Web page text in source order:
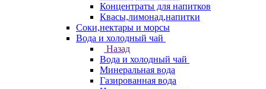
Концентраты для напитков
Квасы,лимонад,напитки
Соки,нектары и морсы
Вода и холодный чай
Назад
Вода и холодный чай
Минеральная вода
Газированная вода